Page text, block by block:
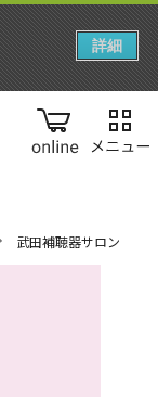
online
武田補聴器サロン
詳細